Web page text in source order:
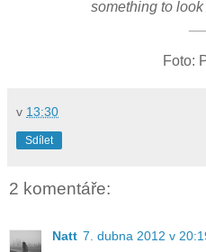
something to
Foto:
v 13:30
Sdílet
2 komentáře:
Natt 7. dubna 2012 v